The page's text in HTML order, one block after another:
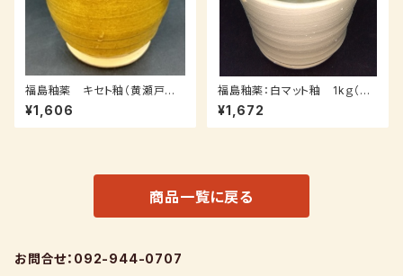
福島釉薬 キセト釉（黄瀬戸
釉）：1ｋｇ（受注後0～3週間）
¥1,606
福島釉薬：白マット釉 1kｇ（受
注後0～3週間）
¥1,672
商品一覧に戻る
お問合せ：092-944-0707